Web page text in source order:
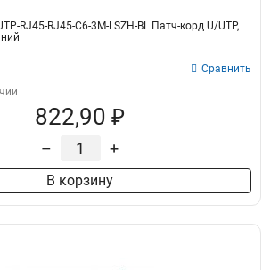
RJ45-RJ45-C6-3M-LSZH-BL Патч-корд U/UTP,
Сравнить
822,90 ₽
– +
В корзину